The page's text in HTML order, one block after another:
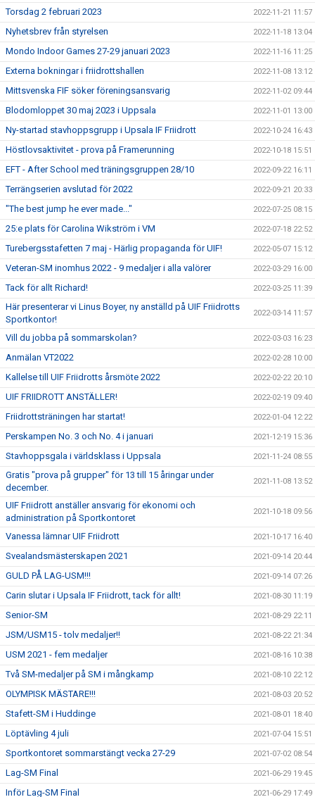
Torsdag 2 februari 2023 2022-11-21 11:57
Nyhetsbrev från styrelsen 2022-11-18 13:04
Mondo Indoor Games 27-29 januari 2023 2022-11-16 11:25
Externa bokningar i friidrottshallen 2022-11-08 13:12
Mittsvenska FIF söker föreningsansvarig 2022-11-02 09:44
Blodomloppet 30 maj 2023 i Uppsala 2022-11-01 13:00
Ny-startad stavhoppsgrupp i Upsala IF Friidrott 2022-10-24 16:43
Höstlovsaktivitet - prova på Framerunning 2022-10-18 15:51
EFT - After School med träningsgruppen 28/10 2022-09-22 16:11
Terrängserien avslutad för 2022 2022-09-21 20:33
"The best jump he ever made..." 2022-07-25 08:15
25:e plats för Carolina Wikström i VM 2022-07-18 22:52
Turebergsstafetten 7 maj - Härlig propaganda för UIF! 2022-05-07 15:12
Veteran-SM inomhus 2022 - 9 medaljer i alla valörer 2022-03-29 16:00
Tack för allt Richard! 2022-03-25 11:39
Här presenterar vi Linus Boyer, ny anställd på UIF Friidrotts
Sportkontor!
2022-03-14 11:57
Vill du jobba på sommarskolan? 2022-03-03 16:23
Anmälan VT2022 2022-02-28 10:00
Kallelse till UIF Friidrotts årsmöte 2022 2022-02-22 20:10
UIF FRIIDROTT ANSTÄLLER! 2022-02-19 09:40
Friidrottsträningen har startat! 2022-01-04 12:22
Perskampen No. 3 och No. 4 i januari 2021-12-19 15:36
Stavhoppsgala i världsklass i Uppsala 2021-11-24 08:55
Gratis "prova på grupper" för 13 till 15 åringar under
december.
2021-11-08 13:52
UIF Friidrott anställer ansvarig för ekonomi och
administration på Sportkontoret
2021-10-18 09:56
Vanessa lämnar UIF Friidrott 2021-10-17 16:40
Svealandsmästerskapen 2021 2021-09-14 20:44
GULD PÅ LAG-USM!!! 2021-09-14 07:26
Carin slutar i Upsala IF Friidrott, tack för allt! 2021-08-30 11:19
Senior-SM 2021-08-29 22:11
JSM/USM15 - tolv medaljer!! 2021-08-22 21:34
USM 2021 - fem medaljer 2021-08-16 10:38
Två SM-medaljer på SM i mångkamp 2021-08-10 22:12
OLYMPISK MÄSTARE!!! 2021-08-03 20:52
Stafett-SM i Huddinge 2021-08-01 18:40
Löptävling 4 juli 2021-07-04 15:51
Sportkontoret sommarstängt vecka 27-29 2021-07-02 08:54
Lag-SM Final 2021-06-29 19:45
Inför Lag-SM Final 2021-06-29 17:49